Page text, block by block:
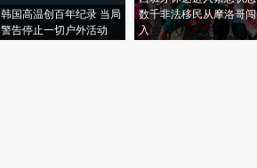
韩国高温创百年纪录 当局
警告停止一切户外活动
数千非法移民从摩洛哥闯
入